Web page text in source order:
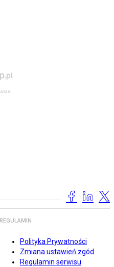
REGULAMIN
Polityka Prywatności
Zmiana ustawień zgód
Regulamin serwisu